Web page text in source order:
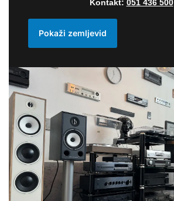
Kontakt: 051 436 500
Pokaži zemljevid